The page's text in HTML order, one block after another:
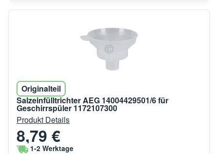
Originalteil
Salzeinfülltrichter AEG 14004429501/6 für
Geschirrspüler 1172107300
Produkt Details
8,79 €
1-2 Werktage